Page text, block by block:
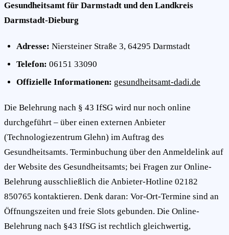
Gesundheitsamt für Darmstadt und den Landkreis
Darmstadt-Dieburg
Adresse: Niersteiner Straße 3, 64295 Darmstadt
Telefon: 06151 33090
Offizielle Informationen: gesundheitsamt-dadi.de
Die Belehrung nach § 43 IfSG wird nur noch online
durchgeführt – über einen externen Anbieter
(Technologiezentrum Glehn) im Auftrag des
Gesundheitsamts. Terminbuchung über den Anmeldelink auf
der Website des Gesundheitsamts; bei Fragen zur Online-
Belehrung ausschließlich die Anbieter-Hotline 02182
850765 kontaktieren. Denk daran: Vor-Ort-Termine sind an
Öffnungszeiten und freie Slots gebunden. Die Online-
Belehrung nach §43 IfSG ist rechtlich gleichwertig,